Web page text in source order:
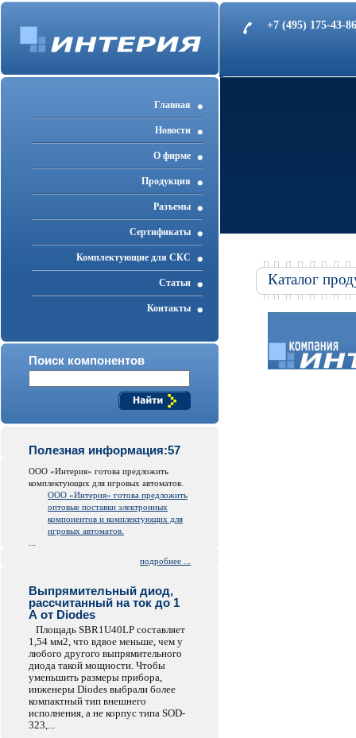
+7 (495) 175-43-
Главная
Новости
О фирме
Продукция
Разъемы
Cертификаты
Комплектующие для СКС
Статьи
Контакты
Поиск компонентов
Полезная информация:57
ООО «Интерия» готова предложить
комплектующих для игровых автоматов.
ООО «Интерия» готова предложить
оптовые поставки электронных
компонентов и комплектующих для
игровых автоматов.
подробнее ...
Выпрямительный диод,
рассчитанный на ток до 1
А от Diodes
Площадь SBR1U40LP составляет
1,54 мм2, что вдвое меньше, чем у
любого другого выпрямительного
диода такой мощности. Чтобы
уменьшить размеры прибора,
инженеры Diodes выбрали более
компактный тип внешнего
исполнения, а не корпус типа SOD-
323,...
Каталог